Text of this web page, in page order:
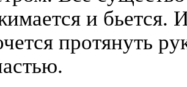
и бьется.
протянуть